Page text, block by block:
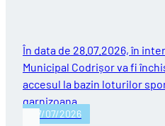
În data de 28.07.2026, în
Municipal Codrișor va fi
accesul la bazin loturilor
garnizoana…
27/07/2026